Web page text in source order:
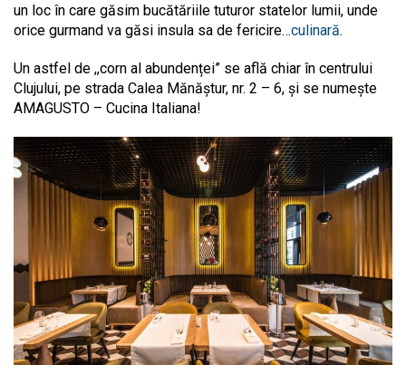
un loc în care găsim bucătăriile tuturor statelor lumii, unde
orice gurmand va găsi insula sa de fericire…culinară.
Un astfel de ,,corn al abundenței” se află chiar în centrului
Clujului, pe strada Calea Mănăștur, nr. 2 – 6, și se numește
AMAGUSTO – Cucina Italiana!